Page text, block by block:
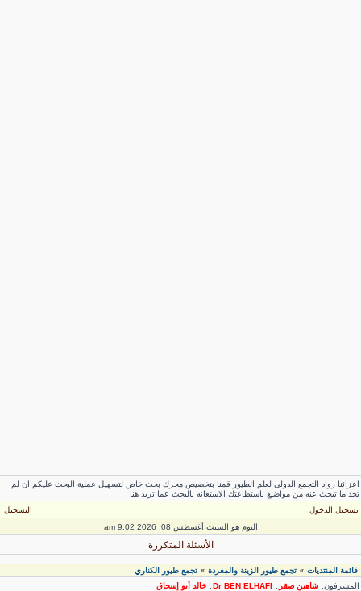
رواد التجمع الدولي لعلم الطيور قمنا بتخصيص محرك بحث خاص لتسهيل عملية البحث عليكم ان لم
ما تبحث عنه من مواضيع باستطاعتك الاستعانه بالبحث عما تريد هنا
تسجيل الدخول
التسجيل
اليوم هو السبت أغسطس 08, 2026 9:02 am
الأسئلة المتكررة
قائمة المنتديات» تجمع طيور الزينة والمغردة» تجمع طيور الكناري
شاهين صقر Dr BEN ELHAFI
,
خالد أبو إسحاق